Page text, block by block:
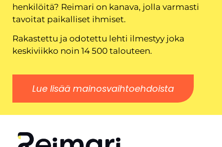
henkilöitä? Reimari on kanava, jolla varmasti
tavoitat paikalliset ihmiset.
Rakastettu ja odotettu lehti ilmestyy joka
keskiviikko noin 14 500 talouteen.
Lue lisää mainosvaihtoehdoista